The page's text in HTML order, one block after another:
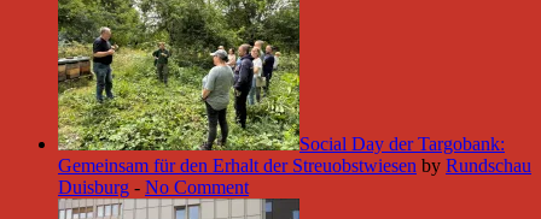
Social Day der Targobank:
Gemeinsam für den Erhalt der Streuobstwiesen by Rundschau
Duisburg - No Comment